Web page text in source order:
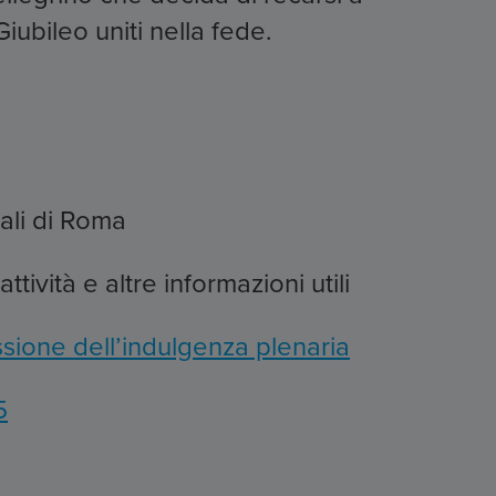
uniti nella fede.
di Roma
e altre informazioni utili
dell’indulgenza plenaria